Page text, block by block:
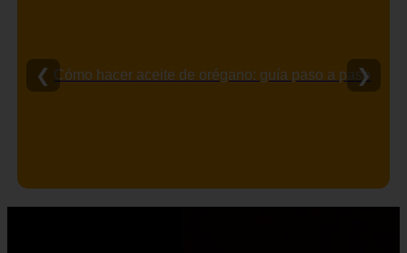
Cómo hacer aceite de orégano: guía paso a paso
❮ ❯